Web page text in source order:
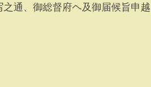
通、御総督府ヘ及御届候旨申越